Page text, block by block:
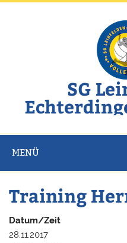
Zum
SG
MENÜ
Training
Datum/Zeit
28.11.2017